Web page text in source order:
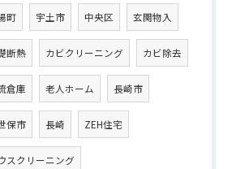
町 宇土市 中央区 玄関物入
断熱 カビクリーニング カビ除去
倉庫 老人ホーム 長崎市
保市 長崎 ZEH住宅
スクリーニング